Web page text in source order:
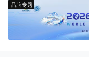
品牌专题